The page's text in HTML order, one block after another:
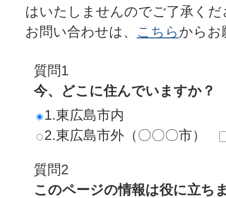
はいたしませんのでご了承くだ
お問い合わせは、 こちらからお
質問1
今、どこに住んでいますか？
1.東広島市内
2.東広島市外（〇〇〇市）
質問2
このページの情報は役に立ち